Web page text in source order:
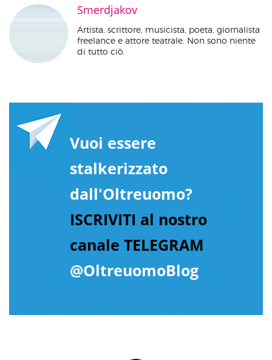
Smerdjakov
Artista, scrittore, musicista, poeta, giornalista
freelance e attore teatrale. Non sono niente
di tutto ciò.
Vuoi essere
stalkerizzato
dall'Oltreuomo?
ISCRIVITI al nostro
canale TELEGRAM
@OltreuomoBlog